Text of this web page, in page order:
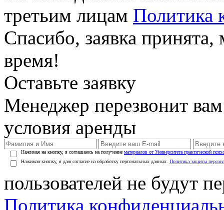
третьим лицам Политика
Спасибо, заявка
время!
Оставьте заявку
Менеджер перезвонит
условия аренды
Нажимая на кнопку, я соглашаюсь на получение материалов от Университета практической
Нажимая кнопку, я даю согласие на обработку персональных данных. Политика защиты
пользователей не будут
Политика